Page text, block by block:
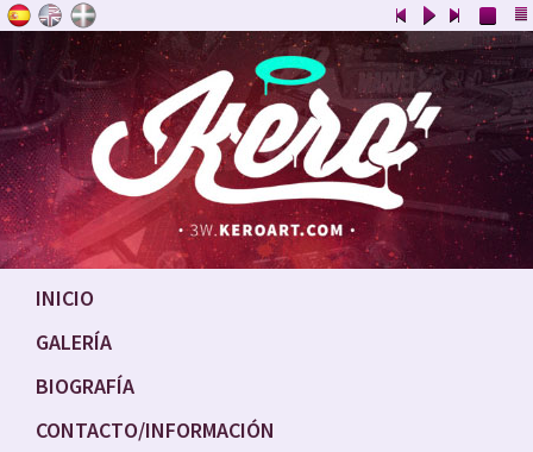
INICIO
GALERÍA
BIOGRAFÍA
CONTACTO/INFORMACIÓN